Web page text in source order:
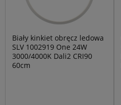
Biały kinkiet obręcz ledowa
SLV 1002919 One 24W
3000/4000K Dali2 CRI90
60cm